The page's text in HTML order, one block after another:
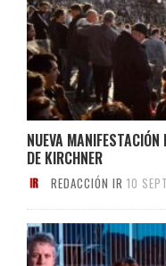
NUEVA
DE KIRCHNER
REDACCIÓN IR 10